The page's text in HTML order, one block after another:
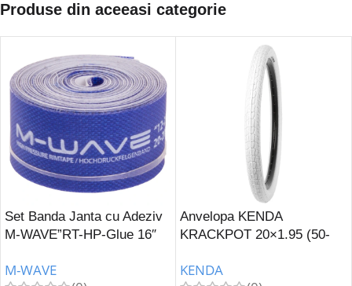
Produse din aceeasi categorie
Set Banda Janta cu Adeziv
M-WAVE”RT-HP-Glue 16″
M-WAVE
Anvelopa KENDA
KRACKPOT 20×1.95 (50-
KENDA